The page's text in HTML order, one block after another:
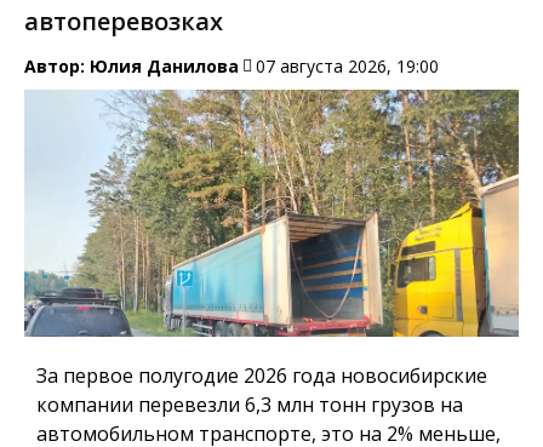
автоперевозках
Автор: Юлия Данилова 07 августа 2026, 19:00
За первое полугодие 2026 года новосибирские
компании перевезли 6,3 млн тонн грузов на
автомобильном транспорте, это на 2% меньше,